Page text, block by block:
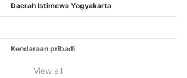
Daerah Istimewa Yogyakarta
Kendaraan pribadi
View all